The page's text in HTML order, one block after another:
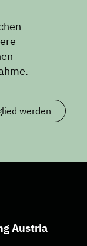
werden
Austria